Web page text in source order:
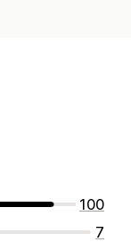
100
7